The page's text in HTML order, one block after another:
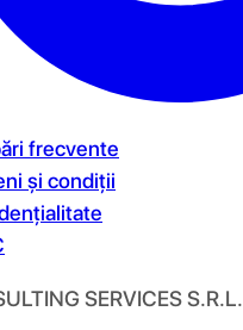
frecvente
și condiții
SERVICES S.R.L.